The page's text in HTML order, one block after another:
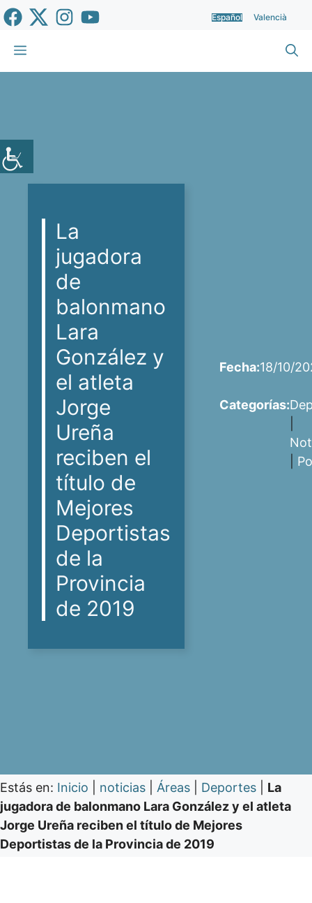
Saltar
al
contenido
Español Valencià
Menú
La
jugadora
de
balonmano
Lara
González y
el atleta
Jorge
Ureña
reciben el
título de
Mejores
Deportistas
de la
Provincia
de 2019
Fecha:18/10/
Categorías:
Estás en: Inicio noticias Áreas Deportes
La
jugadora de balonmano Lara González y el atleta
Jorge Ureña reciben el título de Mejores
Deportistas de la Provincia de 2019